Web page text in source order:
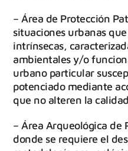
– Área de Protección
situaciones urbanas
intrínsecas,
ambientales y/o
urbano particular
potenciado mediante
que no alteren la
– Área Arqueológica de
donde se requiere el